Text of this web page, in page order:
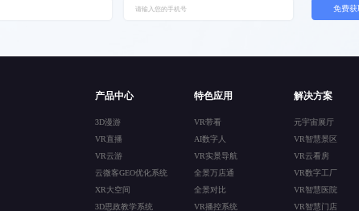
免费获
产品中心
3D漫游
VR直播
VR云游
云微客GEO优化系统
XR大空间
3D思政教学系统
特色应用
VR带看
AI数字人
VR实景导航
全景万店通
全景对比
VR播控系统
解决方案
元宇宙展厅
VR智慧景区
VR云看房
VR数字工厂
VR智慧医院
VR智慧门店